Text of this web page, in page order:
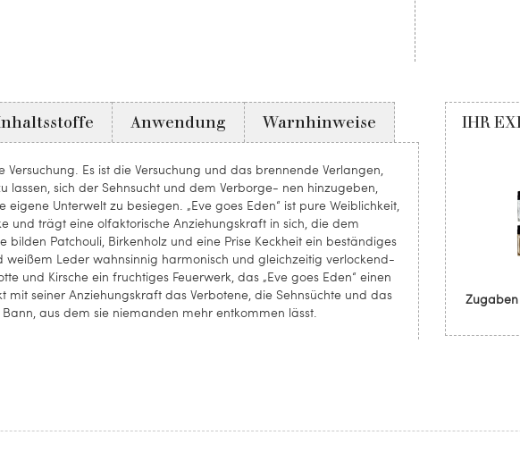
Es ist die Versuchung und das brennende Verlangen,
sich der Sehnsucht und dem Verborge- nen hinzugeben,
Unterwelt zu besiegen. „Eve goes Eden“ ist pure Weiblichkeit,
und trägt eine olfaktorische Anziehungskraft in sich, die dem
Patchouli, Birkenholz und eine Prise Keckheit ein beständiges
Leder wahnsinnig harmonisch und gleichzeitig verlockend-
und Kirsche ein fruchtiges Feuerwerk, das „Eve goes Eden“ einen
seiner Anziehungskraft das Verbotene, die Sehnsüchte und das
aus dem sie niemanden mehr entkommen lässt.
Anwendung Warnhinweise IHR
Zugaben